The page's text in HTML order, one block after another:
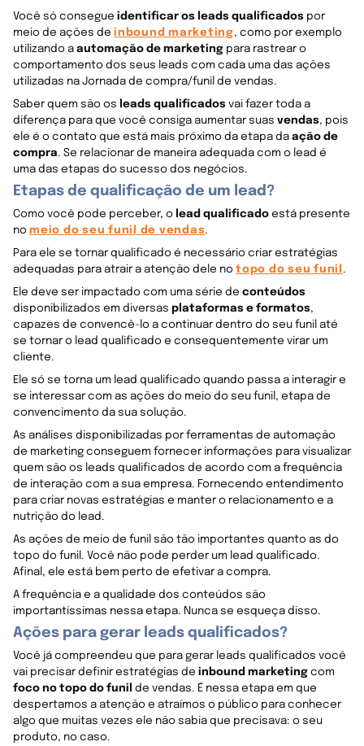
Você só consegue identificar os leads qualificados por
meio de ações de inbound marketing, como por exemplo
utilizando a automação de marketing para rastrear o
comportamento dos seus leads com cada uma das ações
utilizadas na Jornada de compra/funil de vendas.
Saber quem são os leads qualificados vai fazer toda a
diferença para que você consiga aumentar suas vendas, pois
ele é o contato que está mais próximo da etapa da ação de
compra. Se relacionar de maneira adequada com o lead é
uma das etapas do sucesso dos negócios.
Etapas de qualificação de um lead?
Como você pode perceber, o lead qualificado está presente
no meio do seu funil de vendas.
Para ele se tornar qualificado é necessário criar estratégias
adequadas para atrair a atenção dele no topo do seu funil .
Ele deve ser impactado com uma série de conteúdos
disponibilizados em diversas plataformas e formatos,
capazes de convencê-lo a continuar dentro do seu funil até
se tornar o lead qualificado e consequentemente virar um
cliente.
Ele só se torna um lead qualificado quando passa a interagir e
se interessar com as ações do meio do seu funil, etapa de
convencimento da sua solução.
As análises disponibilizadas por ferramentas de automação
de marketing conseguem fornecer informações para visualizar
quem são os leads qualificados de acordo com a frequência
de interação com a sua empresa. Fornecendo entendimento
para criar novas estratégias e manter o relacionamento e a
nutrição do lead.
As ações de meio de funil são tão importantes quanto as do
topo do funil. Você não pode perder um lead qualificado.
Afinal, ele está bem perto de efetivar a compra.
A frequência e a qualidade dos conteúdos são
importantíssimas nessa etapa. Nunca se esqueça disso.
Ações para gerar leads qualificados?
Você já compreendeu que para gerar leads qualificados você
vai precisar definir estratégias de inbound marketing com
foco no topo do funil de vendas. É nessa etapa em que
despertamos a atenção e atraímos o público para conhecer
algo que muitas vezes ele não sabia que precisava: o seu
produto, no caso.